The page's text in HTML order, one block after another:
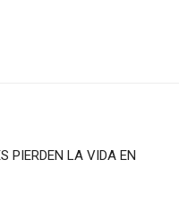
PIERDEN LA VIDA EN